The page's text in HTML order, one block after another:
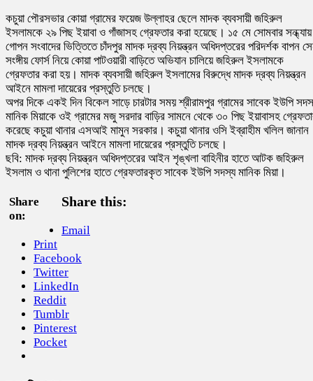
কচুয়া পৌরসভার কোয়া গ্রামের ফয়েজ উল্লাহর ছেলে মাদক ব্যবসায়ী জহিরুল
ইসলামকে ২৯ পিছ ইয়াবা ও গাঁজাসহ গ্রেফতার করা হয়েছে। ১৫ মে সোমবার সন্ধ্যায়
গোপন সংবাদের ভিত্তিতে চাঁদপুর মাদক দ্রব্য নিয়ন্ত্রন অধিদপ্তরের পরিদর্শক বাপন
সংঙ্গীয় ফোর্স নিয়ে কোয়া পাটওয়ারী বাড়িতে অভিযান চালিয়ে জহিরুল ইসলামকে
গ্রেফতার করা হয়। মাদক ব্যবসায়ী জহিরুল ইসলামের বিরুদ্ধে মাদক দ্রব্য নিয়ন্ত্রন
আইনে মামলা দায়েরের প্রস্তুতি চলছে।
অপর দিকে একই দিন বিকেল সাড়ে চারটার সময় শ্রীরামপুর গ্রামের সাবেক ইউপি
মানিক মিয়াকে ওই গ্রামের মজু সরদার বাড়ির সামনে থেকে ৩০ পিছ ইয়াবাসহ
করেছে কচুয়া থানার এসআই মামুন সরকার। কচুয়া থানার ওসি ইব্রাহীম খলিল জানান
মাদক দ্রব্য নিয়ন্ত্রন আইনে মামলা দায়েরের প্রস্তুতি চলছে।
ছবি: মাদক দ্রব্য নিয়ন্ত্রন অধিদপ্তরের আইন শৃঙ্খলা বাহিনীর হাতে আটক জহিরুল
ইসলাম ও থানা পুলিশের হাতে গ্রেফতারকৃত সাবেক ইউপি সদস্য মানিক মিয়া।
Share
on:
Share this:
Email
Print
Facebook
Twitter
LinkedIn
Reddit
Tumblr
Pinterest
Pocket